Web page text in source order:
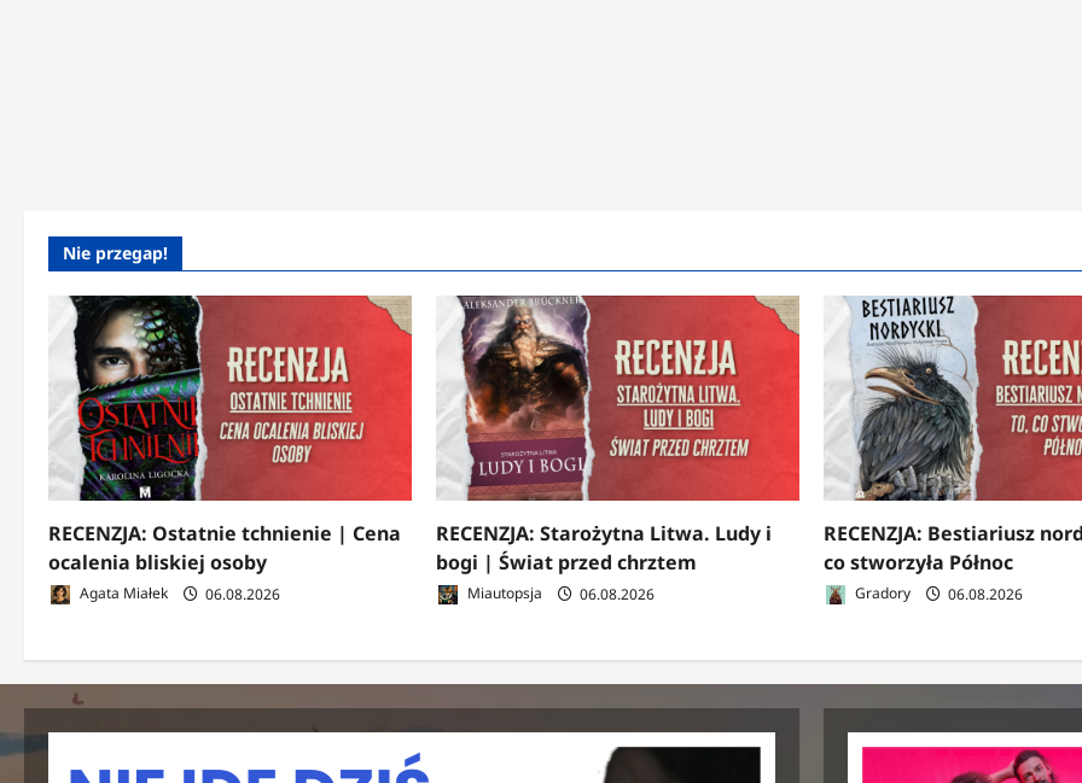
Nie przegap!
RECENZJA: Ostatnie tchnienie | Cena
ocalenia bliskiej osoby
Agata Miałek 06.08.2026
RECENZJA: Starożytna Litwa. Ludy i
bogi | Świat przed chrztem
Miautopsja 06.08.2026
RECENZJA: Bestiariusz
co stworzyła Północ
Gradory 06.08.2026